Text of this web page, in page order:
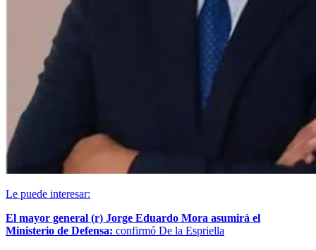
Le puede interesar:
El mayor general (r) Jorge Eduardo Mora asumirá el
Ministerio de Defensa: confirmó De la Espriella